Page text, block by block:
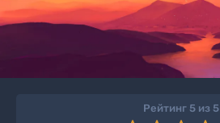
Рейтинг 5 из 5